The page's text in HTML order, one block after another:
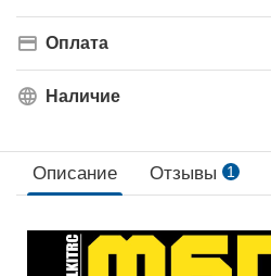
Оплата
Наличие
Описание Отзывы 1